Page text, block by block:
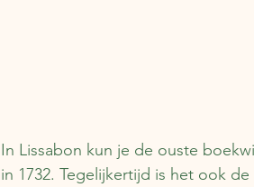
In Lissabon kun je de ouste
in 1732. Tegelijkertijd is het ook